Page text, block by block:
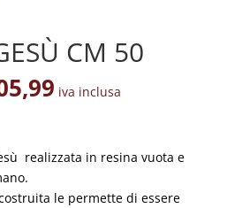
CM 50
Il
prezzo
è:
€105,99.
iva inclusa
realizzata in resina vuota e
le permette di essere